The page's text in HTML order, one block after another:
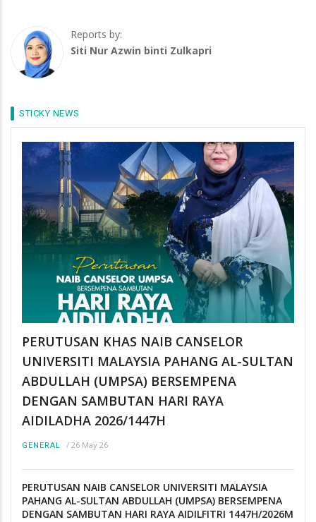
Reports by:
Siti Nur Azwin binti Zulkapri
STICKY NEWS
PERUTUSAN KHAS NAIB CANSELOR
UNIVERSITI MALAYSIA PAHANG AL-SULTAN
ABDULLAH (UMPSA) BERSEMPENA
DENGAN SAMBUTAN HARI RAYA
AIDILADHA 2026/1447H
GENERAL / 26 May 26
PERUTUSAN NAIB CANSELOR UNIVERSITI MALAYSIA
PAHANG AL-SULTAN ABDULLAH (UMPSA) BERSEMPENA
DENGAN SAMBUTAN HARI RAYA AIDILFITRI 1447H/2026M